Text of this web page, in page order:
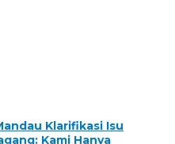
Klarifikasi Isu
Kami Hanya